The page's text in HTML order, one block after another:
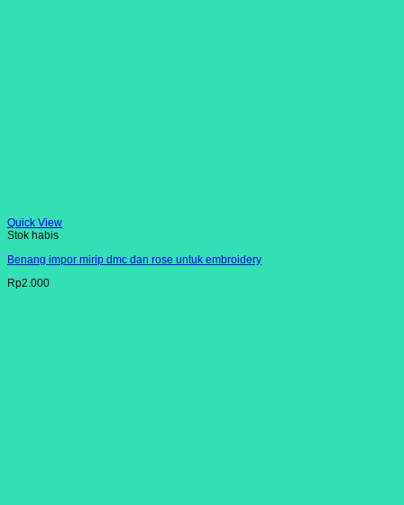
Quick View
Stok habis
Benang impor mirip dmc dan rose untuk embroidery
Rp2.000